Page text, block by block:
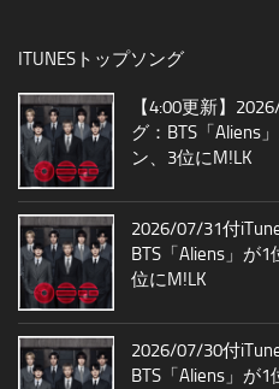
ITUNESトップソング
【4:00更新】
グ：BTS「Aliens
ン、3位にM!LK
2026/07/31付
BTS「Aliens」が
位にM!LK
2026/07/30付
BTS「Aliens」が